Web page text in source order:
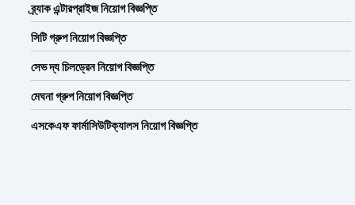
ব্র্যাক এন্টারপ্রাইজ নিয়োগ বিজ্ঞপ্তি
সিটি গ্রুপ নিয়োগ বিজ্ঞপ্তি
সেভ দ্য চিলড্রেন নিয়োগ বিজ্ঞপ্তি
মেঘনা গ্রুপ নিয়োগ বিজ্ঞপ্তি
এসকেএফ ফার্মাসিউটিক্যালস নিয়োগ বিজ্ঞপ্তি